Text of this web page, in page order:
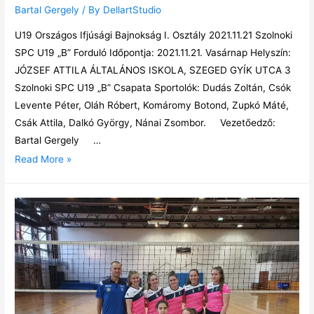
Bartal Gergely / By DellartStudio
U19 Országos Ifjúsági Bajnokság I. Osztály 2021.11.21 Szolnoki
SPC U19 „B” Forduló Időpontja: 2021.11.21. Vasárnap Helyszín:
JÓZSEF ATTILA ÁLTALÁNOS ISKOLA, SZEGED GYÍK UTCA 3
Szolnoki SPC U19 „B” Csapata Sportolók: Dudás Zoltán, Csók
Levente Péter, Oláh Róbert, Komáromy Botond, Zupkó Máté,
Csák Attila, Dalkó György, Nánai Zsombor. Vezetőedző:
Bartal Gergely …
Read More »